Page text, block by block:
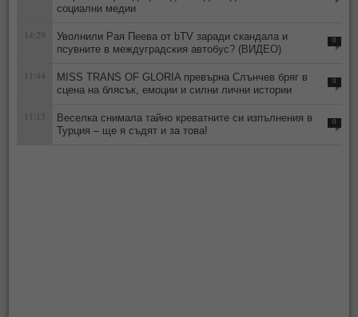
социални медии
14:29
Уволнили Рая Пеева от bTV заради скандала и
псувните в междуградския автобус? (ВИДЕО)
0
11:44
MISS TRANS OF GLORIA превърна Слънчев бряг в
сцена на блясък, емоции и силни лични истории
0
11:13
Веселка снимала тайно креватните си изпълнения в
Турция – ще я съдят и за това!
0